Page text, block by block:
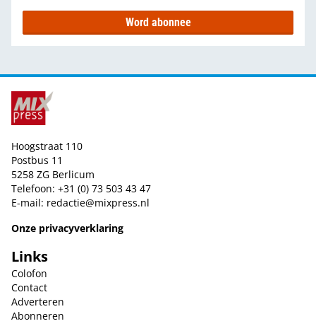
Word abonnee
Hoogstraat 110
Postbus 11
5258 ZG Berlicum
Telefoon: +31 (0) 73 503 43 47
E-mail: redactie@mixpress.nl
Onze privacyverklaring
Links
Colofon
Contact
Adverteren
Abonneren